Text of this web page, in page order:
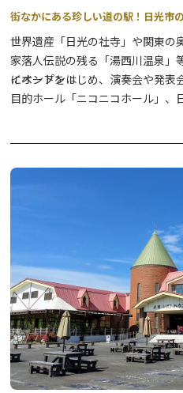
街なかにある珍しい道の駅！日光市
世界遺産「日光の社寺」や関東の
家落人伝説の残る「湯西川温泉」
にオープン！
イベントをはじめ、演奏会や発表
目的ホール「ニコニコホール」、
です。
今市支部事務所）と、コンビニエ
★2026年4月から、新施設として
館内にはフリースペースの他、授
ちらもお気軽にお入りください。